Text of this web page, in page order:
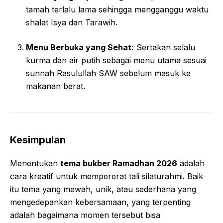
tamah terlalu lama sehingga mengganggu waktu
shalat Isya dan Tarawih.
Menu Berbuka yang Sehat: Sertakan selalu
kurma dan air putih sebagai menu utama sesuai
sunnah Rasulullah SAW sebelum masuk ke
makanan berat.
Kesimpulan
Menentukan tema bukber Ramadhan 2026 adalah
cara kreatif untuk mempererat tali silaturahmi. Baik
itu tema yang mewah, unik, atau sederhana yang
mengedepankan kebersamaan, yang terpenting
adalah bagaimana momen tersebut bisa